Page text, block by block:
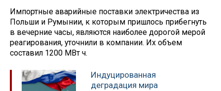
Импортные аварийные поставки электричества из
Польши и Румынии, к которым пришлось прибегнуть
в вечерние часы, являются наиболее дорогой мерой
реагирования, уточнили в компании. Их объем
составил 1200 МВт ч.
Индуцированная
деградация мира